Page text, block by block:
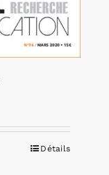
Détails